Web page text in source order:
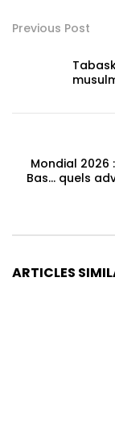
Previous Post
Mondial 2026
Bas… quels
ARTICLES